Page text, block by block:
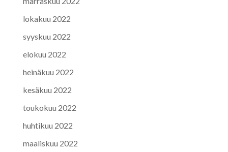
lokakuu 2022
syyskuu 2022
elokuu 2022
heinäkuu 2022
kesäkuu 2022
toukokuu 2022
huhtikuu 2022
maaliskuu 2022